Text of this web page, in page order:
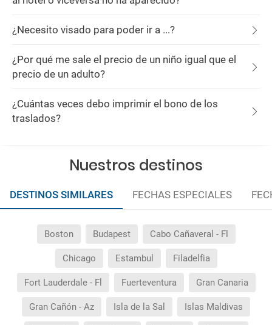
¿Necesito visado para poder ir a ...?
¿Por qué me sale el precio de un niño igual que el
precio de un adulto?
¿Cuántas veces debo imprimir el bono de los
traslados?
Nuestros destinos
DESTINOS SIMILARES FECHAS ESPECIALES
Boston Budapest Cabo Cañaveral - Fl
Chicago Estambul Filadelfia
Fort Lauderdale - Fl Fuerteventura Gran Canaria
Gran Cañón - Az Isla de la Sal Islas Maldivas